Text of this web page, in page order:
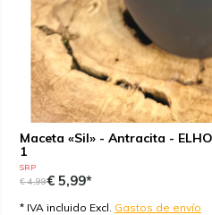
Maceta «Sil» - Antracita -
1
SRP
€ 4,99€ 5,99*
* IVA incluido Excl. Gastos de envío